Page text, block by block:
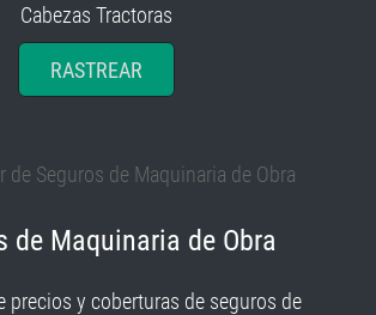
Cabezas Tractoras
RASTREAR
de Maquinaria de Obra
precios y coberturas de seguros de